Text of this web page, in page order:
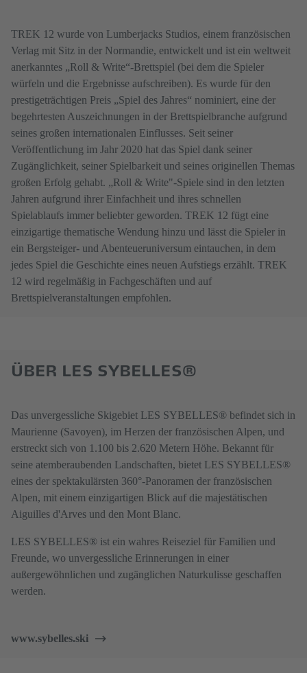
TREK 12 wurde von Lumberjacks Studios, einem französischen
Verlag mit Sitz in der Normandie, entwickelt und ist ein weltweit
anerkanntes „Roll & Write“-Brettspiel (bei dem die Spieler
würfeln und die Ergebnisse aufschreiben). Es wurde für den
prestigeträchtigen Preis „Spiel des Jahres“ nominiert, eine der
begehrtesten Auszeichnungen in der Brettspielbranche aufgrund
seines großen internationalen Einflusses. Seit seiner
Veröffentlichung im Jahr 2020 hat das Spiel dank seiner
Zugänglichkeit, seiner Spielbarkeit und seines originellen Themas
großen Erfolg gehabt. „Roll & Write"-Spiele sind in den letzten
Jahren aufgrund ihrer Einfachheit und ihres schnellen
Spielablaufs immer beliebter geworden. TREK 12 fügt eine
einzigartige thematische Wendung hinzu und lässt die Spieler in
ein Bergsteiger- und Abenteueruniversum eintauchen, in dem
jedes Spiel die Geschichte eines neuen Aufstiegs erzählt. TREK
12 wird regelmäßig in Fachgeschäften und auf
Brettspielveranstaltungen empfohlen.
ÜBER LES SYBELLES®
Das unvergessliche Skigebiet LES SYBELLES® befindet sich in
Maurienne (Savoyen), im Herzen der französischen Alpen, und
erstreckt sich von 1.100 bis 2.620 Metern Höhe. Bekannt für
seine atemberaubenden Landschaften, bietet LES SYBELLES®
eines der spektakulärsten 360°-Panoramen der französischen
Alpen, mit einem einzigartigen Blick auf die majestätischen
Aiguilles d'Arves und den Mont Blanc.
LES SYBELLES® ist ein wahres Reiseziel für Familien und
Freunde, wo unvergessliche Erinnerungen in einer
außergewöhnlichen und zugänglichen Naturkulisse geschaffen
werden.
www.sybelles.ski